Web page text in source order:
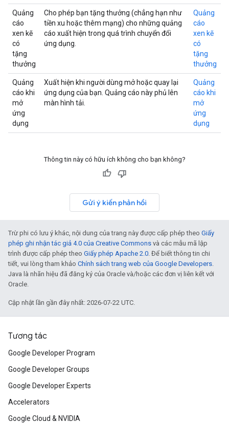
Quảng
cáo
xen kẽ
có
tặng
thưởng
Cho phép bạn tặng thưởng (chẳng hạn như
tiền xu hoặc thêm mạng) cho những quảng
cáo xuất hiện trong quá trình chuyển đổi
ứng dụng.
Quảng
cáo
xen kẽ
có
tặng
thưởng
Quảng
cáo khi
mở
ứng
dụng
Xuất hiện khi người dùng mở hoặc quay lại
ứng dụng của bạn. Quảng cáo này phủ lên
màn hình tải.
Quảng
cáo khi
mở
ứng
dụng
Thông tin này có hữu ích không cho bạn không?
Gửi ý kiến phản hồi
Trừ phi có lưu ý khác, nội dung của trang này được cấp phép theo Giấy
phép ghi nhận tác giả 4.0 của Creative Commons và các mẫu mã lập
trình được cấp phép theo Giấy phép Apache 2.0. Để biết thông tin chi
tiết, vui lòng tham khảo Chính sách trang web của Google Developers.
Java là nhãn hiệu đã đăng ký của Oracle và/hoặc các đơn vị liên kết với
Oracle.
Cập nhật lần gần đây nhất: 2026-07-22 UTC.
Tương tác
Google Developer Program
Google Developer Groups
Google Developer Experts
Accelerators
Google Cloud & NVIDIA